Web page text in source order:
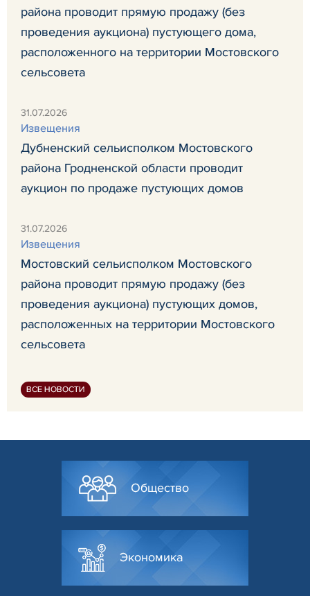
района проводит прямую продажу (без
проведения аукциона) пустующего дома,
расположенного на территории Мостовского
сельсовета
31.07.2026
Извещения
Дубненский сельисполком Мостовского
района Гродненской области проводит
аукцион по продаже пустующих домов
31.07.2026
Извещения
Мостовский сельисполком Мостовского
района проводит прямую продажу (без
проведения аукциона) пустующих домов,
расположенных на территории Мостовского
сельсовета
ВСЕ НОВОСТИ
Общество
Экономика